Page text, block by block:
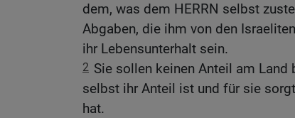
dem, was dem HERRN selbst
Abgaben, die ihm von den
ihr Lebensunterhalt sein.
2 Sie sollen keinen Anteil am Land
selbst ihr Anteil ist und für sie
hat.